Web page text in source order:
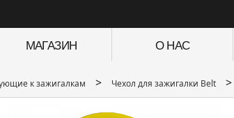
МАГАЗИН О НАС
к зажигалкам > Чехол для зажигалки Belt >